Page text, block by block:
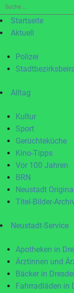
Suche
nach:Startseite
Aktuell
Polizei
Alltag
Kultur
Sport
Gerüchteküche
Kino-Tipps
Vor 100 Jahren
BRN
Neustadt
Titel-Bilder-
Neustadt-Service
Apotheken in
Ärztinnen und
Bäcker in
Fahrradläden in